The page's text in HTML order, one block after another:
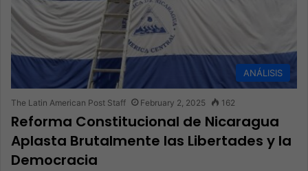
ANÁLISIS
The Latin American Post Staff February 2, 2025 162
Reforma Constitucional de Nicaragua
Aplasta Brutalmente las Libertades y la
Democracia